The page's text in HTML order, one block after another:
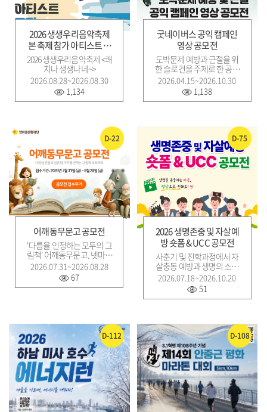
2026 생생우리음악축제
본 축제 참가 아티스트 모
집
2026 생생우리음악축제 <쾌
지나 생생나네~>
2026.08.28~2026.08.30
1,134
굿네이버스 공익 캠페인
영상 공모전
도박문제 예방과 근절을 위
한 슬로건을 주제로 한 공익
캠페인 영상 공모전
2026.04.15~2026.10.30
1,138
D-22
어깨동무문고 공모전
'다름을 인정하는 모두의 그
림책' 어깨동무문고, 넷마블
문화재단의 어깨동무문고 공
모전은 장애 인식 개선 및 우
리 사회의 다양한 구성원들
2026.07.31~2026.08.28
67
D-75
2026 생명존중 및 자살예
방 숏폼 & UCC 공모전
사춘기 및 진학과정에서 자
살충동 예방과 생명의 소중
함을 고취시켜 건강한 학교
문화 조성을 위한 캠페인 형
식의 영상제작
2026.07.18~2026.10.20
51
D-112 D-108